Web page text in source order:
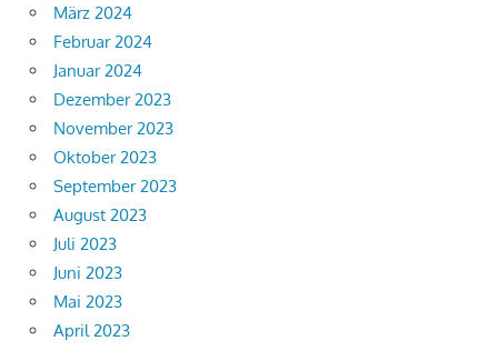
März 2024
Februar 2024
Januar 2024
Dezember 2023
November 2023
Oktober 2023
September 2023
August 2023
Juli 2023
Juni 2023
Mai 2023
April 2023